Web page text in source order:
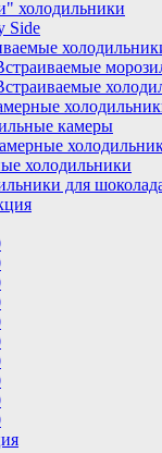
холодильники
Side
камеры
холодильники
для